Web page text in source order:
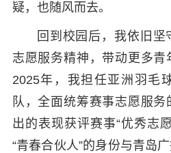
疑，也随风而去。
回到校园后，我依旧
志愿服务精神，带动更多青
2025年，我担任亚洲羽毛
队，全面统筹赛事志愿服
出的表现获评赛事“优秀志
“青春合伙人”的身份与青岛